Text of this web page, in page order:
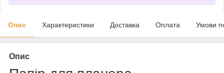
Опис Характеристики Доставка Оплата Умови
Опис